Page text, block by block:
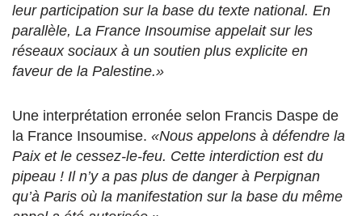
leur participation sur la base du texte national. En
parallèle, La France Insoumise appelait sur les
réseaux sociaux à un soutien plus explicite en
faveur de la Palestine.»
Une interprétation erronée selon Francis Daspe de
la France Insoumise. «Nous appelons à défendre la
Paix et le cessez-le-feu. Cette interdiction est du
pipeau ! Il n’y a pas plus de danger à Perpignan
qu’à Paris où la manifestation sur la base du même